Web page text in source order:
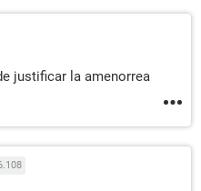
justificar la amenorrea